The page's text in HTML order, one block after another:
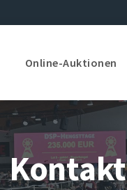
Online-Auktionen
Kontakt